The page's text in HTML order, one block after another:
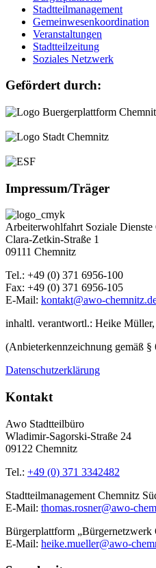
Stadtteilmanagement
Gemeinwesenkoordination
Veranstaltungen
Stadtteilzeitung
Soziales Netzwerk
Gefördert durch:
Impressum/Träger
Arbeiterwohlfahrt Soziale
Clara-Zetkin-Straße 1
09111 Chemnitz
Tel.: +49 (0) 371 6956-100
Fax: +49 (0) 371 6956-105
E-Mail: kontakt@awo-
inhaltl. verantwortl.: Heike Müller,
(Anbieterkennzeichnung gemäß
Datenschutzerklärung
Kontakt
Awo Stadtteilbüro
Wladimir-Sagorski-Straße 24
09122 Chemnitz
Tel.: +49 (0) 371 3342482
Stadtteilmanagement Chemnitz
E-Mail: thomas.rosner@awo-
Bürgerplattform „Bürgernetzwerk
E-Mail: heike.mueller@awo-